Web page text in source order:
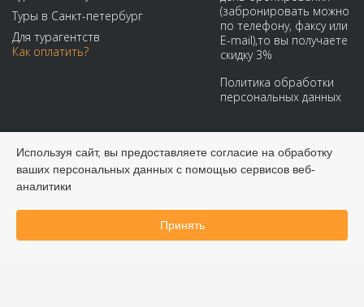
Забронировать онлайн
Туры в Санкт-петербург
Для турагентств
Как оплатить?
(забронировать можно
по телефону, факсу или
E-mail),то вы получаете
скидку 3%
Политика обработки
персональных данных
Мы принимаем:
Используя сайт, вы предоставляете согласие на обработку
ваших персональных данных с помощью сервисов веб-
аналитики
Принять